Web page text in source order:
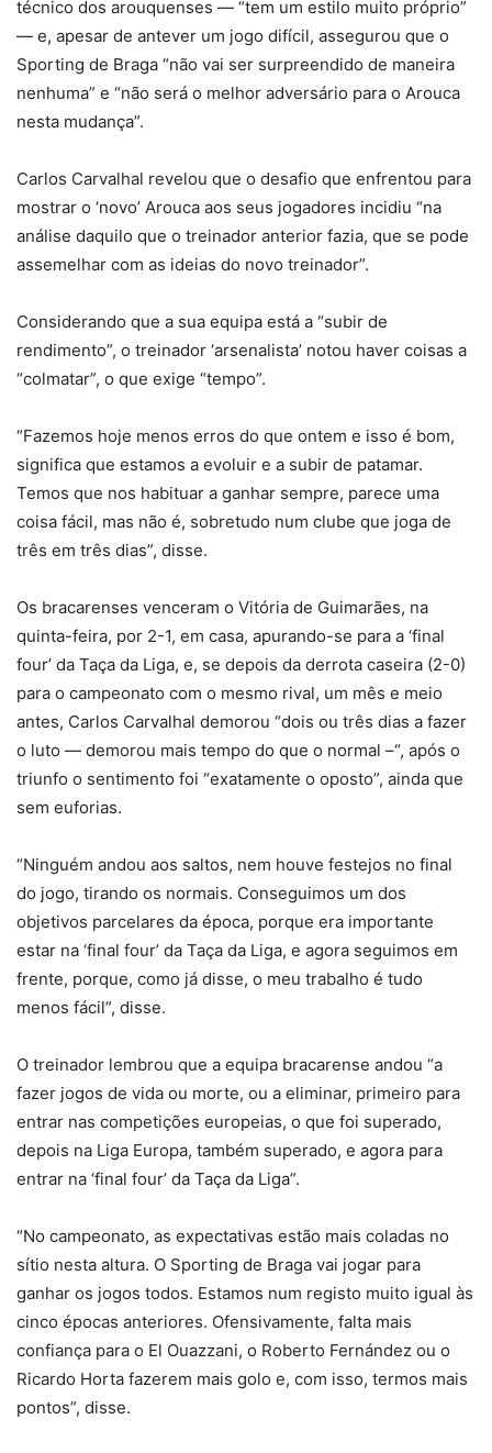
técnico dos arouquenses — “tem um estilo muito próprio”
— e, apesar de antever um jogo difícil, assegurou que o
Sporting de Braga “não vai ser surpreendido de maneira
nenhuma” e “não será o melhor adversário para o Arouca
nesta mudança”.
Carlos Carvalhal revelou que o desafio que enfrentou para
mostrar o ‘novo’ Arouca aos seus jogadores incidiu “na
análise daquilo que o treinador anterior fazia, que se pode
assemelhar com as ideias do novo treinador”.
Considerando que a sua equipa está a “subir de
rendimento”, o treinador ‘arsenalista’ notou haver coisas a
“colmatar”, o que exige “tempo”.
“Fazemos hoje menos erros do que ontem e isso é bom,
significa que estamos a evoluir e a subir de patamar.
Temos que nos habituar a ganhar sempre, parece uma
coisa fácil, mas não é, sobretudo num clube que joga de
três em três dias”, disse.
Os bracarenses venceram o Vitória de Guimarães, na
quinta-feira, por 2-1, em casa, apurando-se para a ‘final
four’ da Taça da Liga, e, se depois da derrota caseira (2-0)
para o campeonato com o mesmo rival, um mês e meio
antes, Carlos Carvalhal demorou “dois ou três dias a fazer
o luto — demorou mais tempo do que o normal –“, após o
triunfo o sentimento foi “exatamente o oposto”, ainda que
sem euforias.
“Ninguém andou aos saltos, nem houve festejos no final
do jogo, tirando os normais. Conseguimos um dos
objetivos parcelares da época, porque era importante
estar na ‘final four’ da Taça da Liga, e agora seguimos em
frente, porque, como já disse, o meu trabalho é tudo
menos fácil”, disse.
O treinador lembrou que a equipa bracarense andou “a
fazer jogos de vida ou morte, ou a eliminar, primeiro para
entrar nas competições europeias, o que foi superado,
depois na Liga Europa, também superado, e agora para
entrar na ‘final four’ da Taça da Liga”.
“No campeonato, as expectativas estão mais coladas no
sítio nesta altura. O Sporting de Braga vai jogar para
ganhar os jogos todos. Estamos num registo muito igual às
cinco épocas anteriores. Ofensivamente, falta mais
confiança para o El Ouazzani, o Roberto Fernández ou o
Ricardo Horta fazerem mais golo e, com isso, termos mais
pontos”, disse.